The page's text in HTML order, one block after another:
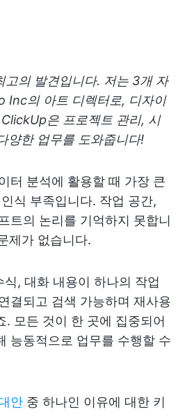
의 발견입니다. 저는 3개 자
Inc의 아트 디렉터로, 디자이
은 프로젝트 관리, 시
양한 업무를 도와줍니다!
터 분석에 활용할 때 가장 큰
식 부족입니다. 작업 공간,
트의 논리를 기억하지 못합니
제가 없습니다.
식, 대화 내용이 하나의 작업
결되고 검색 가능하며 재사용
. 모든 것이 한 곳에 집중되어
능동적으로 업무를 수행할 수
안 중 하나인 이유에 대한 키